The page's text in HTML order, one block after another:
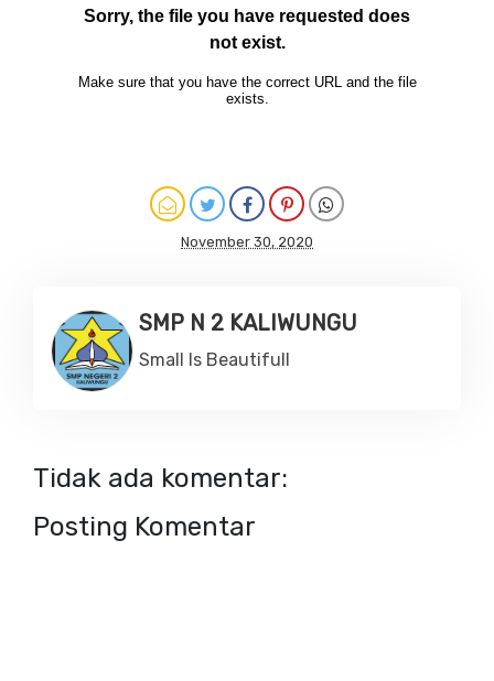
November 30, 2020
SMP N 2 KALIWUNGU
Small Is Beautifull
Tidak ada komentar:
Posting Komentar